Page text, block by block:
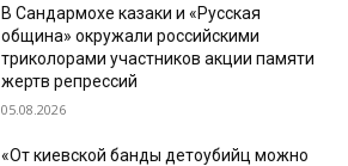
В Сандармохе казаки и «Русская
община» окружали российскими
триколорами участников акции памяти
жертв репрессий
05.08.2026
«От киевской банды детоубийц можно